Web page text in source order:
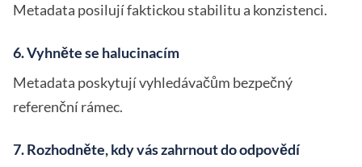
Metadata posilují faktickou stabilitu a konzistenci.
6. Vyhněte se halucinacím
Metadata poskytují vyhledávačům bezpečný
referenční rámec.
7. Rozhodněte, kdy vás zahrnout do odpovědí